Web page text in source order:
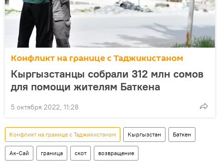
Конфликт на границе с Таджикистаном
Кыргызстанцы собрали 312 млн сомов
для помощи жителям Баткена
5 октября 2022, 11:28
Конфликт на границе с Таджикистаном Кыргызстан Баткен
Ак-Сай граница скот возвращение